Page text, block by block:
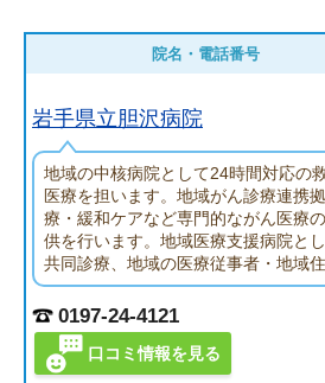
院名・電話番号
岩手県立胆沢病院
地域の中核病院として24時間対応の
医療を担います。地域がん診療連携
療・緩和ケアなど専門的ながん医療
供を行います。地域医療支援病院と
共同診療、地域の医療従事者・地域
0197-24-4121
口コミ情報を見る